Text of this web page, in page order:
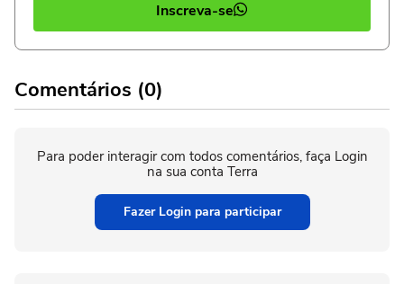
Inscreva-se
Comentários (0)
Para poder interagir com todos comentários, faça Login
na sua conta Terra
Fazer Login para participar